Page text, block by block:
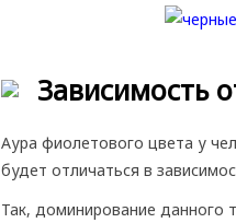
Зависимость
Аура фиолетового цвета у
будет отличаться в
Так, доминирование данного